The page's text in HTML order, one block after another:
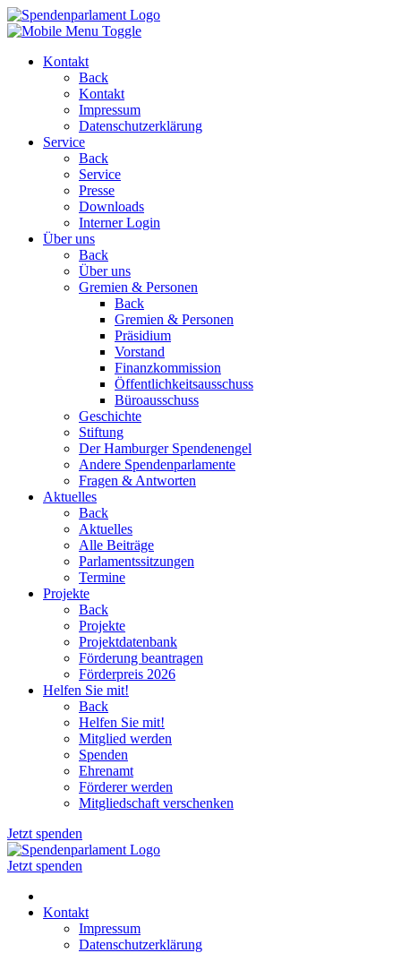
Kontakt
Back
Kontakt
Impressum
Datenschutzerklärung
Service
Back
Service
Presse
Downloads
Interner Login
Über uns
Back
Über uns
Gremien & Personen
Back
Gremien & Personen
Präsidium
Vorstand
Finanzkommission
Öffentlichkeitsausschuss
Büroausschuss
Geschichte
Stiftung
Der Hamburger Spendenengel
Andere Spendenparlamente
Fragen & Antworten
Aktuelles
Back
Aktuelles
Alle Beiträge
Parlamentssitzungen
Termine
Projekte
Back
Projekte
Projektdatenbank
Förderung beantragen
Förderpreis 2026
Helfen Sie mit!
Back
Helfen Sie mit!
Mitglied werden
Spenden
Ehrenamt
Förderer werden
Mitgliedschaft verschenken
Jetzt spenden
Jetzt spenden
Kontakt
Impressum
Datenschutzerklärung